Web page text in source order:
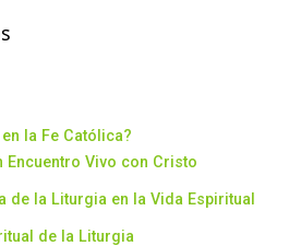
la Fe Católica?
Encuentro Vivo con Cristo
de la Liturgia en la Vida Espiritual
de la Liturgia